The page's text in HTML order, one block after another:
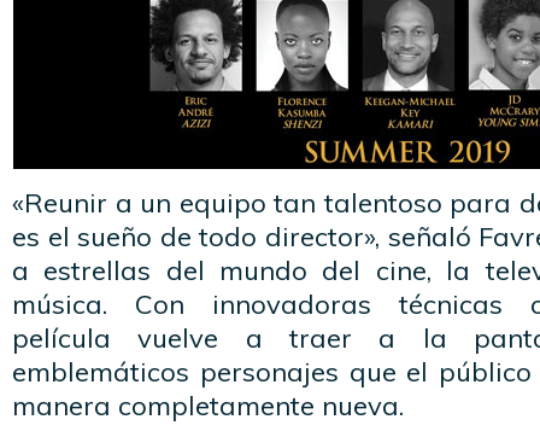
«Reunir a un equipo tan talentoso para
es el sueño de todo director», señaló
a estrellas del mundo del cine, la
música. Con innovadoras técnicas
película vuelve a traer a la
emblemáticos personajes que el
manera completamente nueva.